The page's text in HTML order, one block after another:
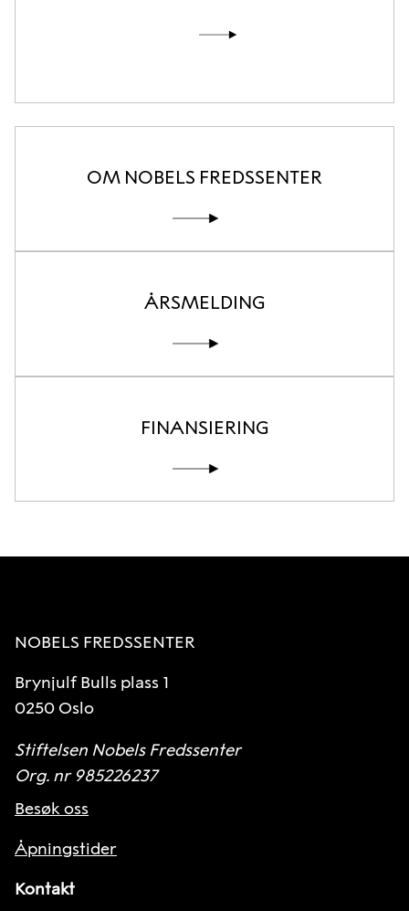
OM NOBELS FREDSSENTER
ÅRSMELDING
FINANSIERING
NOBELS FREDSSENTER
Brynjulf Bulls plass 1
0250 Oslo
Stiftelsen Nobels Fredssenter
Org. nr 985226237
Besøk oss
Åpningstider
Kontakt